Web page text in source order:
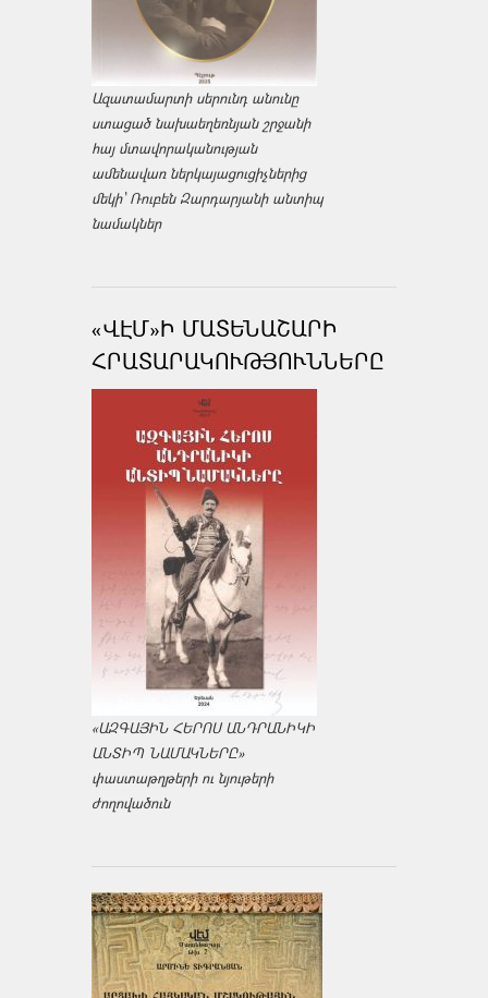
Ազատամարտի սերունդ անունը
ստացած նախաեղեռնյան շրջանի
հայ մտավորականության
ամենավառ ներկայացուցիչներից
մեկի՝ Ռուբեն Զարդարյանի անտիպ
նամակներ
«ՎԷՄ»Ի ՄԱՏԵՆԱՇԱՐԻ
ՀՐԱՏԱՐԱԿՈՒԹՅՈՒՆՆԵՐԸ
«ԱԶԳԱՅԻՆ ՀԵՐՈՍ ԱՆԴՐԱՆԻԿԻ
ԱՆՏԻՊ ՆԱՄԱԿՆԵՐԸ»
փաստաթղթերի ու նյութերի
ժողովածուն